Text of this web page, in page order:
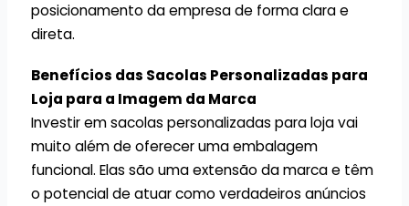
posicionamento da empresa de forma clara e
direta.
Benefícios das Sacolas Personalizadas para
Loja para a Imagem da Marca
Investir em sacolas personalizadas para loja vai
muito além de oferecer uma embalagem
funcional. Elas são uma extensão da marca e têm
o potencial de atuar como verdadeiros anúncios